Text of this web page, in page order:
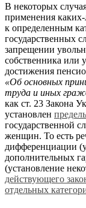
В некоторых
применения каких-
к определенным
государственных
запрещении
собственника или
достижения
«Об основных
труда и иных
как ст. 23 Закона
установлен
государственной
женщин. То есть
дифференциации
дополнительных
(установление
действующего
отдельных